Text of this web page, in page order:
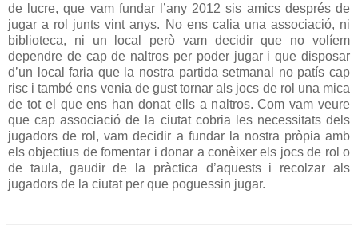
de lucre, que vam fundar l’any 2012 sis amics després de
jugar a rol junts vint anys. No ens calia una associació, ni
biblioteca, ni un local però vam decidir que no volíem
dependre de cap de naltros per poder jugar i que disposar
d’un local faria que la nostra partida setmanal no patís cap
risc i també ens venia de gust tornar als jocs de rol una mica
de tot el que ens han donat ells a naltros. Com vam veure
que cap associació de la ciutat cobria les necessitats dels
jugadors de rol, vam decidir a fundar la nostra pròpia amb
els objectius de fomentar i donar a conèixer els jocs de rol o
de taula, gaudir de la pràctica d’aquests i recolzar als
jugadors de la ciutat per que poguessin jugar.